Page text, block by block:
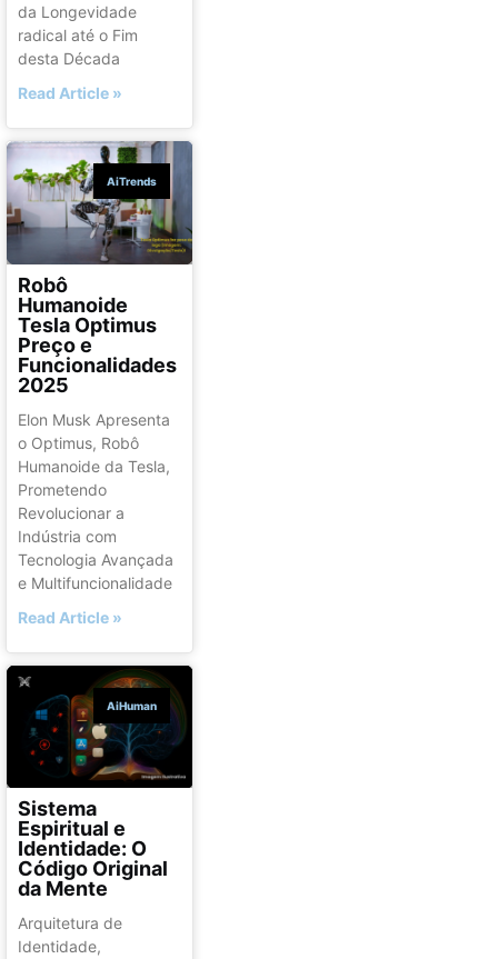
da Longevidade
radical até o Fim
desta Década
Read Article »
AiTrends
Robô
Humanoide
Tesla Optimus
Preço e
Funcionalidades
2025
Elon Musk Apresenta
o Optimus, Robô
Humanoide da Tesla,
Prometendo
Revolucionar a
Indústria com
Tecnologia Avançada
e Multifuncionalidade
Read Article »
AiHuman
Sistema
Espiritual e
Identidade: O
Código Original
da Mente
Arquitetura de
Identidade,